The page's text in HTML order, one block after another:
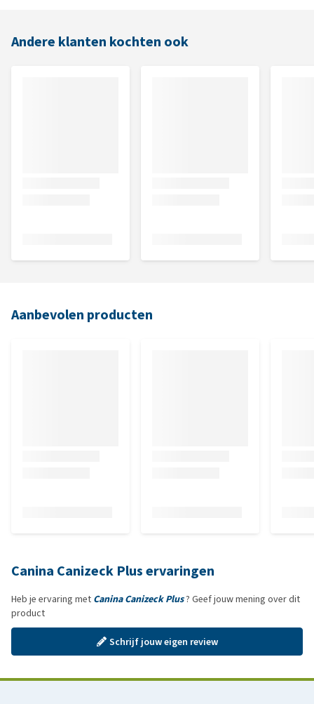
Andere klanten kochten ook
Aanbevolen producten
Canina Canizeck Plus ervaringen
Heb je ervaring met Canina Canizeck Plus? Geef jouw mening over dit
product
Schrijf jouw eigen review